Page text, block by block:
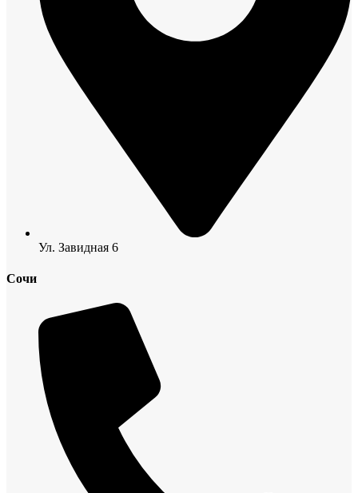
Ул. Завидная 6
Сочи